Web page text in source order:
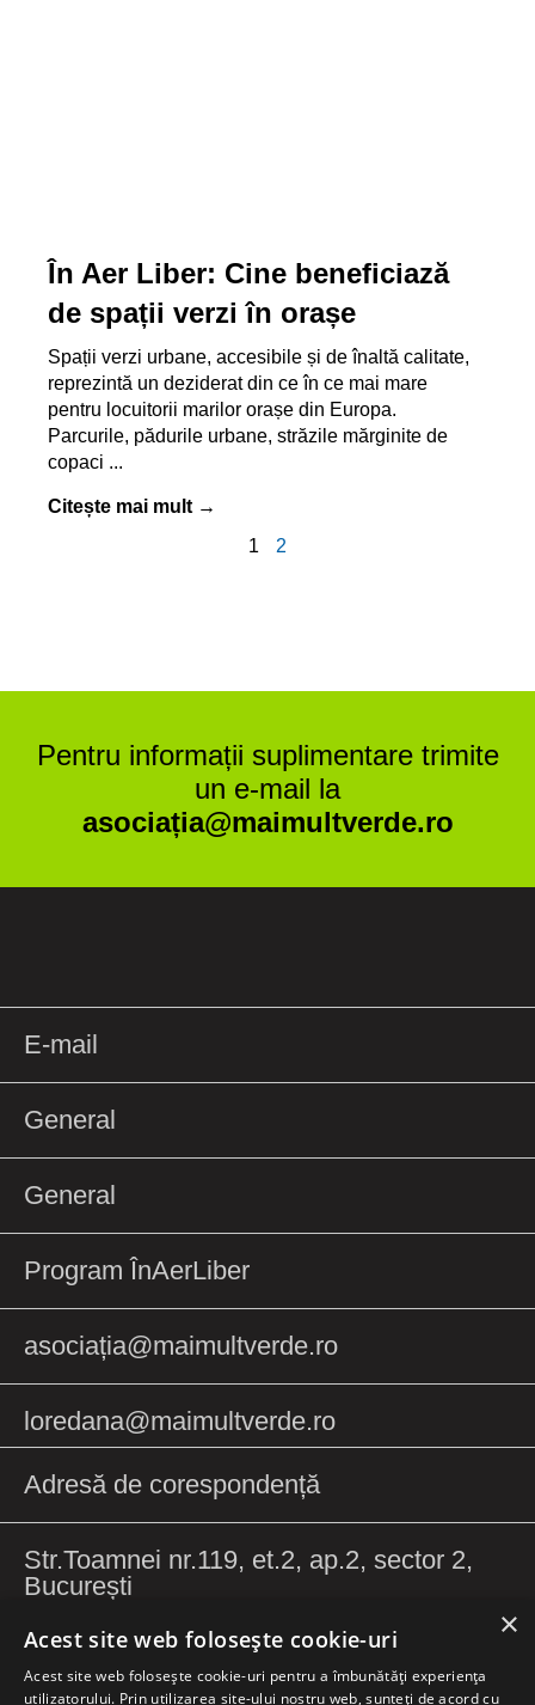
În Aer Liber: Cine beneficiază
de spații verzi în orașe
Spații verzi urbane, accesibile și de înaltă calitate,
reprezintă un deziderat din ce în ce mai mare
pentru locuitorii marilor orașe din Europa.
Parcurile, pădurile urbane, străzile mărginite de
copaci
Citește mai mult →
1
2
Pentru informații suplimentare trimite
un e-mail la
asociația@maimultverde.ro
E-mail
General
General
Program ÎnAerLiber
asociația@maimultverde.ro
loredana@maimultverde.ro
Adresă de corespondență
Str.Toamnei nr.119, et.2, ap.2, sector 2,
București
×
Acest site web folosește cookie-uri
Acest site web folosește cookie-uri pentru a îmbunătăți experiența
utilizatorului. Prin utilizarea site-ului nostru web, sunteți de acord cu